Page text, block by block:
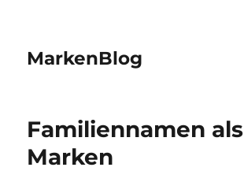
MarkenBlog
Familiennamen als
Marken